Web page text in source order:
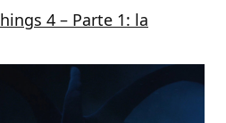
4 – Parte 1: la